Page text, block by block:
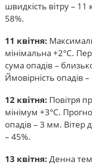
швидкість вітру –
58%.
11 квітня:
мінімальна +2°С.
сума опадів –
Ймовірність опадів
12 квітня: Повітря
мінімум +3°С.
опадів – 3 мм. Вітер
– 45%.
13 квітня: Денна